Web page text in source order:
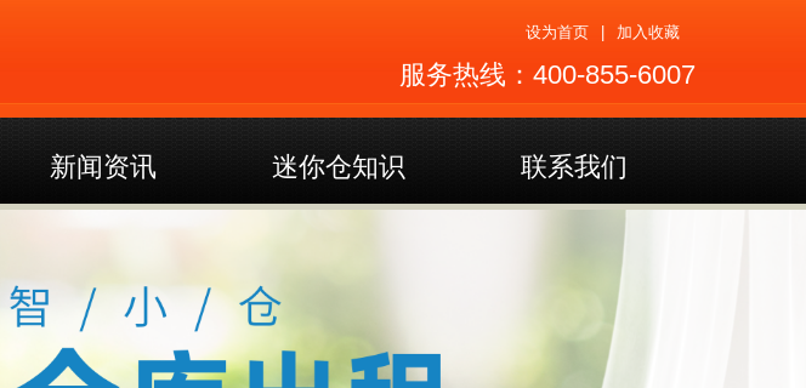
服务热线：400-855-6007
设为首页 加入收藏
新闻资讯 迷你仓知识 联系我们